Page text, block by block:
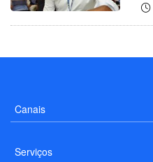
Canais
Serviços